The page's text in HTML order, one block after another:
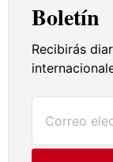
Boletín
Recibirás